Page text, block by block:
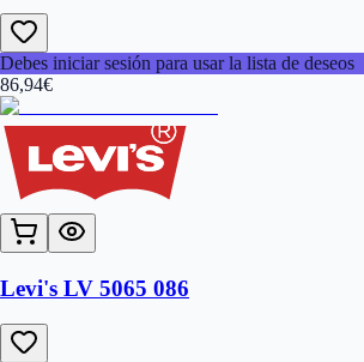
Debes iniciar sesión para usar la lista de deseos
86,94€
Levi's LV 5065 086